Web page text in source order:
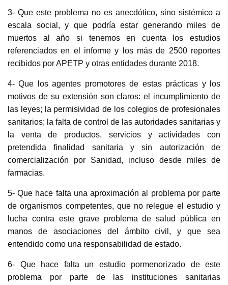
3- Que este problema no es anecdótico, sino sistémico a
escala social, y que podría estar generando miles de
muertos al año si tenemos en cuenta los estudios
referenciados en el informe y los más de 2500 reportes
recibidos por APETP y otras entidades durante 2018.
4- Que los agentes promotores de estas prácticas y los
motivos de su extensión son claros: el incumplimiento de
las leyes; la permisividad de los colegios de profesionales
sanitarios; la falta de control de las autoridades sanitarias y
la venta de productos, servicios y actividades con
pretendida finalidad sanitaria y sin autorización de
comercialización por Sanidad, incluso desde miles de
farmacias.
5- Que hace falta una aproximación al problema por parte
de organismos competentes, que no relegue el estudio y
lucha contra este grave problema de salud pública en
manos de asociaciones del ámbito civil, y que sea
entendido como una responsabilidad de estado.
6- Que hace falta un estudio pormenorizado de este
problema por parte de las instituciones sanitarias